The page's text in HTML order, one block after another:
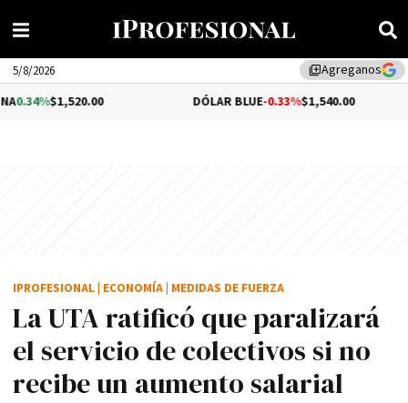
library_addAgreganos
5/8/2026
-0.33%$1,540.00
La UTA ratificó que paralizará
el servicio de colectivos si no
recibe un aumento salarial
IPROFESIONAL ECONOMÍA MEDIDAS DE FUERZA